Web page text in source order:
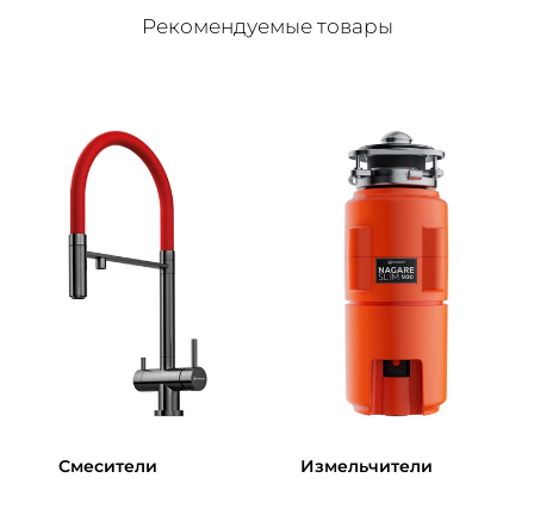
Рекомендуемые товары
Смесители Измельчители